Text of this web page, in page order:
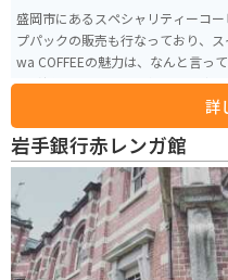
盛岡市にあるスペシャリティーコ
プパックの販売も行なっており、スイ
wa COFFEEの魅力は、なんと言っ
へ影響を与えた20人に選ばれた方
ヒー豆やスイーツは、時期によっ
った楽しみ方ができます。盛岡駅
セスも良いです。
詳
岩手銀行赤レンガ館